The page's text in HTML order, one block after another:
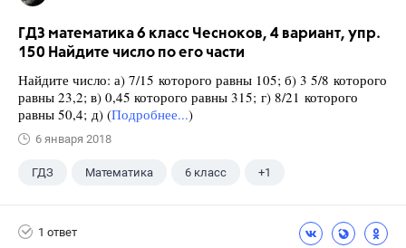
ГДЗ математика 6 класс Чесноков, 4 вариант, упр.
150 Найдите число по его части
Найдите число: а) 7/15 которого равны 105; б) 3 5/8 которого
равны 23,2; в) 0,45 которого равны 315; г) 8/21 которого
равны 50,4; д) (Подробнее...)
6 января 2018
ГДЗ Математика 6 класс +1
1 ответ